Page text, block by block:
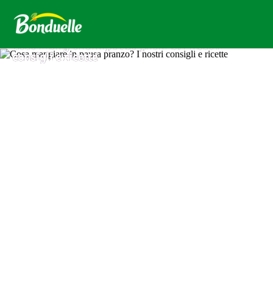
Cosa mangiare in pausa pranzo? I nostri
consigli e ricette